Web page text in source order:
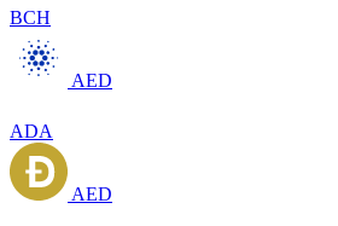
BCH
AED
ADA
AED